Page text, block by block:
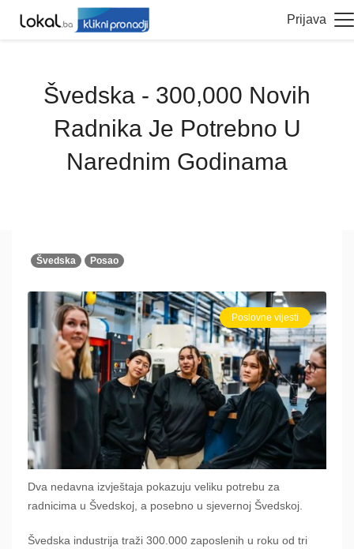
Prijava
Švedska - 300,000 Novih
Radnika Je Potrebno U
Narednim Godinama
Švedska Posao
Poslovne vijesti
Dva nedavna izvještaja pokazuju veliku potrebu za
radnicima u Švedskoj, a posebno u sjevernoj Švedskoj.
Švedska industrija traži 300.000 zaposlenih u roku od tri